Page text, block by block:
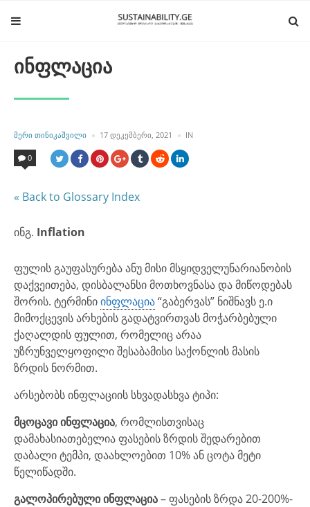
ინფლაცია
POSTED
BY
ᲛᲔᲠᲘ ᲗᲘᲜᲘᲙᲐᲨᲕᲘᲚᲘ 17 ᲓᲔᲙᲔᲛᲑᲔᲠᲘ, 2021 INPOSTED
0
« Back to Glossary Index
ინგ. Inflation
ფულის გაუფასურება ანუ მისი მსყიდველუნარიანობის
დაქვეითება, დისბალანსი მოთხოვნასა და მიწოდებას
შორის. ტერმინიინფლაცია“გაბერვას” ნიშნავს ე.ი
მიმოქცევის არხების გადატვირთვას მოჭარბებული
ქაღალდის ფულით, რომელიც არაა
უზრუნველყოფილი შესაბამისი საქონლის მასის
ზრდის ნორმით.
არსებობს ინფლაციის სხვადასხვა ტიპი:
მცოცავიინფლაცია, რომლისთვისაც
დამახასიათებელია ფასების ზრდის შედარებით
დაბალი ტემპი, დაახლოებით 10% ან ცოტა მეტი
წელიწადში.
გალოპირებულიინფლაცია– ფასების ზრდა 20-200%-